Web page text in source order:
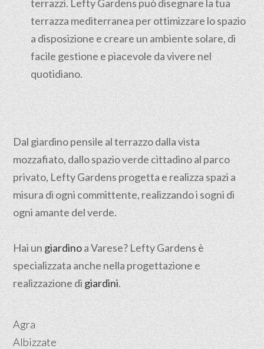
terrazzi. Lefty Gardens può disegnare la tua
terrazza mediterranea per ottimizzare lo spazio
a disposizione e creare un ambiente solare, di
facile gestione e piacevole da vivere nel
quotidiano.
Dal giardino pensile al terrazzo dalla vista
mozzafiato, dallo spazio verde cittadino al parco
privato, Lefty Gardens progetta e realizza spazi a
misura di ogni committente, realizzando i sogni di
ogni amante del verde.
Hai ungiardinoa Varese? Lefty Gardens è
specializzata anche nella progettazione e
realizzazione digiardini.
Agra
Albizzate